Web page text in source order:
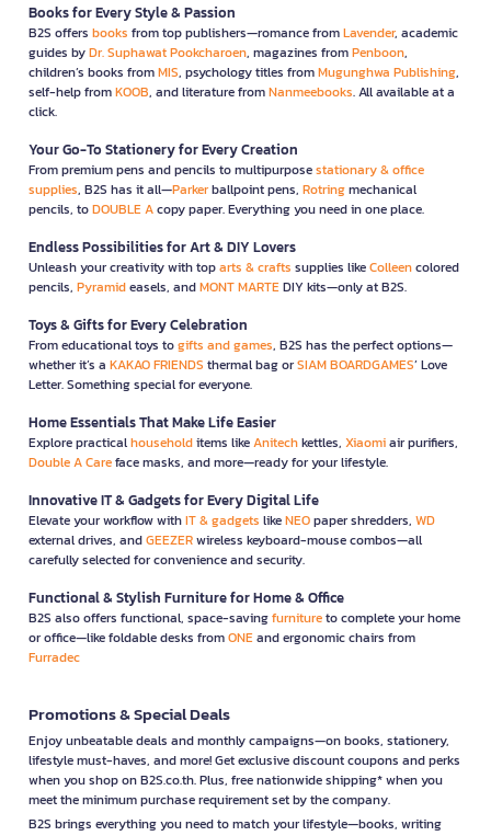
Books for Every Style & Passion
B2S offers books from top publishers—romance fromLavender, academic
guides byDr. Suphawat Pookcharoen, magazines fromPenboon,
children’s books fromMIS, psychology titles fromMugunghwa Publishing,
self-help fromKOOB, and literature fromNanmeebooks. All available at a
click.
Your Go-To Stationery for Every Creation
From premium pens and pencils to multipurposestationary & office
supplies, B2S has it all—Parkerballpoint pens, Rotringmechanical
pencils, toDOUBLE Acopy paper. Everything you need in one place.
Endless Possibilities for Art & DIY Lovers
Unleash your creativity with toparts & crafts supplies likeColleencolored
pencils, Pyramideasels, andMONT MARTEDIY kits—only at B2S.
Toys & Gifts for Every Celebration
From educational toys togifts and games, B2S has the perfect options—
whether it’s a KAKAO FRIENDS thermal bag orSIAM BOARDGAMES’ Love
Letter. Something special for everyone.
Home Essentials That Make Life Easier
Explore practicalhouseholditems likeAnitechkettles, Xiaomiair purifiers,
Double A Careface masks, and more—ready for your lifestyle.
Innovative IT & Gadgets for Every Digital Life
Elevate your workflow withIT & gadgets likeNEOpaper shredders, WD
external drives, andGEEZERwireless keyboard-mouse combos—all
carefully selected for convenience and security.
Functional & Stylish Furniture for Home & Office
B2S also offers functional, space-savingfurnitureto complete your home
or office—like foldable desks fromONEand ergonomic chairs from
Furradec
Promotions & Special Deals
Enjoy unbeatable deals and monthly campaigns—on books, stationery,
lifestyle must-haves, and more! Get exclusive discount coupons and perks
when you shop on B2S.co.th. Plus, free nationwide shipping* when you
meet the minimum purchase requirement set by the company.
B2S brings everything you need to match your lifestyle—books, writing